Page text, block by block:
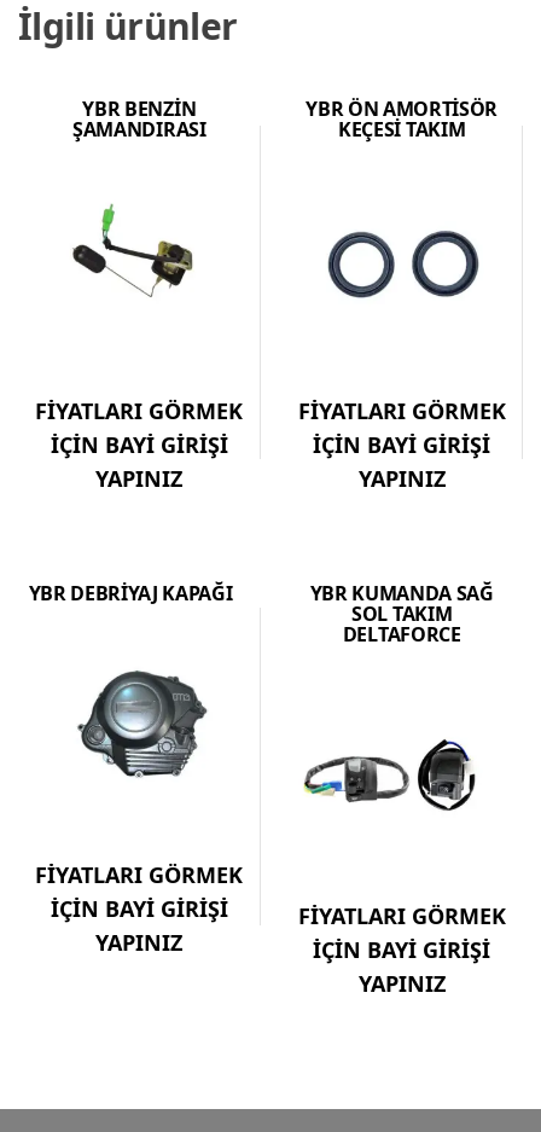
İlgili ürünler
YBR BENZİN
ŞAMANDIRASI
FİYATLARI GÖRMEK
İÇİN BAYİ GİRİŞİ
YAPINIZ
YBR ÖN AMORTİSÖR
KEÇESİ TAKIM
FİYATLARI GÖRMEK
İÇİN BAYİ GİRİŞİ
YAPINIZ
YBR DEBRİYAJ KAPAĞI
FİYATLARI GÖRMEK
İÇİN BAYİ GİRİŞİ
YAPINIZ
YBR KUMANDA SAĞ
SOL TAKIM
DELTAFORCE
FİYATLARI GÖRMEK
İÇİN BAYİ GİRİŞİ
YAPINIZ